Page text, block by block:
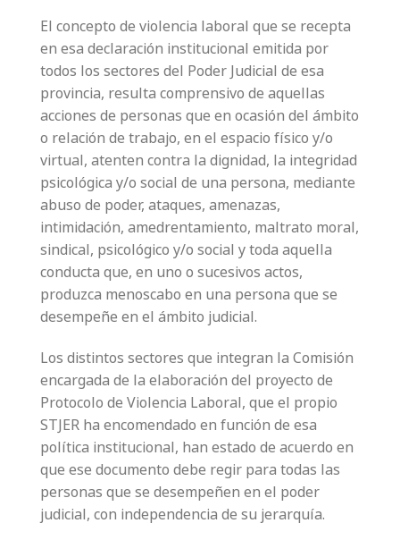
El concepto de violencia laboral que se recepta
en esa declaración institucional emitida por
todos los sectores del Poder Judicial de esa
provincia, resulta comprensivo de aquellas
acciones de personas que en ocasión del ámbito
o relación de trabajo, en el espacio físico y/o
virtual, atenten contra la dignidad, la integridad
psicológica y/o social de una persona, mediante
abuso de poder, ataques, amenazas,
intimidación, amedrentamiento, maltrato moral,
sindical, psicológico y/o social y toda aquella
conducta que, en uno o sucesivos actos,
produzca menoscabo en una persona que se
desempeñe en el ámbito judicial.
Los distintos sectores que integran la Comisión
encargada de la elaboración del proyecto de
Protocolo de Violencia Laboral, que el propio
STJER ha encomendado en función de esa
política institucional, han estado de acuerdo en
que ese documento debe regir para todas las
personas que se desempeñen en el poder
judicial, con independencia de su jerarquía.